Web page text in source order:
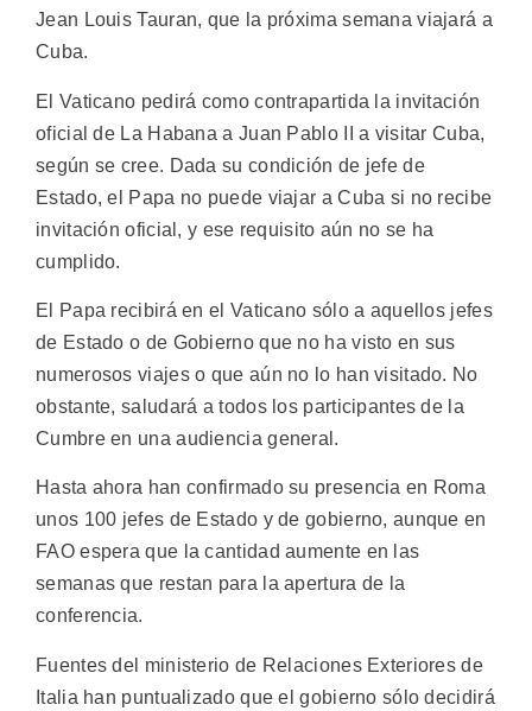
Jean Louis Tauran, que la próxima semana viajará a
Cuba.
El Vaticano pedirá como contrapartida la invitación
oficial de La Habana a Juan Pablo II a visitar Cuba,
según se cree. Dada su condición de jefe de
Estado, el Papa no puede viajar a Cuba si no recibe
invitación oficial, y ese requisito aún no se ha
cumplido.
El Papa recibirá en el Vaticano sólo a aquellos jefes
de Estado o de Gobierno que no ha visto en sus
numerosos viajes o que aún no lo han visitado. No
obstante, saludará a todos los participantes de la
Cumbre en una audiencia general.
Hasta ahora han confirmado su presencia en Roma
unos 100 jefes de Estado y de gobierno, aunque en
FAO espera que la cantidad aumente en las
semanas que restan para la apertura de la
conferencia.
Fuentes del ministerio de Relaciones Exteriores de
Italia han puntualizado que el gobierno sólo decidirá